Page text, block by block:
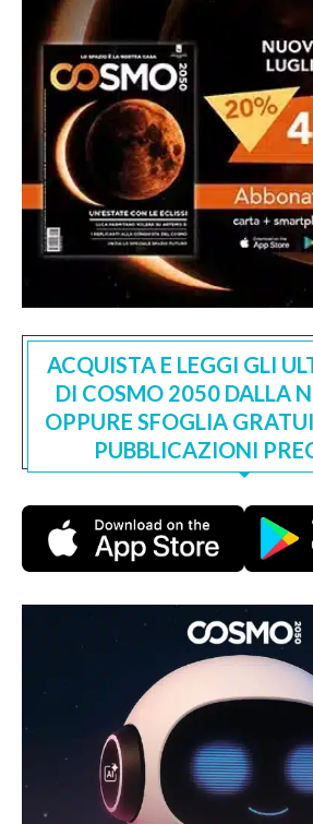
ACQUISTA E LEGGI GLI
DI COSMO 2050 DALLA
OPPURE SFOGLIA
PUBBLICAZIONI